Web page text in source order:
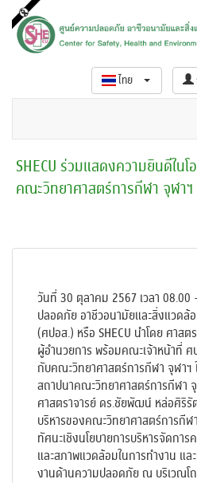
ไทย
SHECU ร่วมแสดงความยินดีใน
คณะวิทยาศาสตร์การกีฬา จุฬาฯ
วันที่ 30 ตุลาคม 2567 เวลา
ปลอดภัย อาชีวอนามัยและสิ่งแวด
(ศปอส.) หรือ SHECU นำโดย ศาสต
ผู้อำนวยการ พร้อมคณะเจ้าหน้าที่
กับคณะวิทยาศาสตร์การกีฬา จุฬาฯ
สถาปนาคณะวิทยาศาสตร์การกีฬา
ศาสตราจารย์ ดร.ชัยพัฒน์ หล่อศิ
บริหารของคณะวิทยาศาสตร์การกีฬ
ทัศนะเชิงนโยบายการบริหารจัดกา
และสภาพแวดล้อมในการทำงาน แล
งานด้านความปลอดภัย ณ บริเวณโ